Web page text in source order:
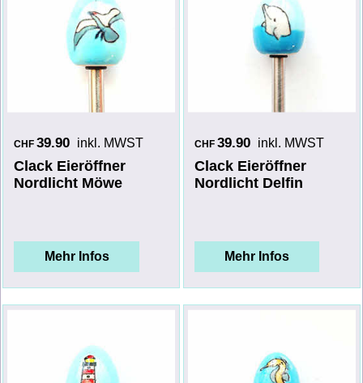
CHF 39.90 inkl. MWST
Clack Eieröffner
Nordlicht Möwe
Mehr Infos
CHF 39.90 inkl. MWST
Clack Eieröffner
Nordlicht Delfin
Mehr Infos